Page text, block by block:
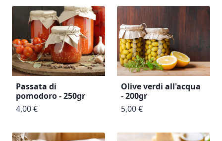
Passata di
pomodoro - 250gr
4,00 €
Olive verdi all'acqua
- 200gr
5,00 €